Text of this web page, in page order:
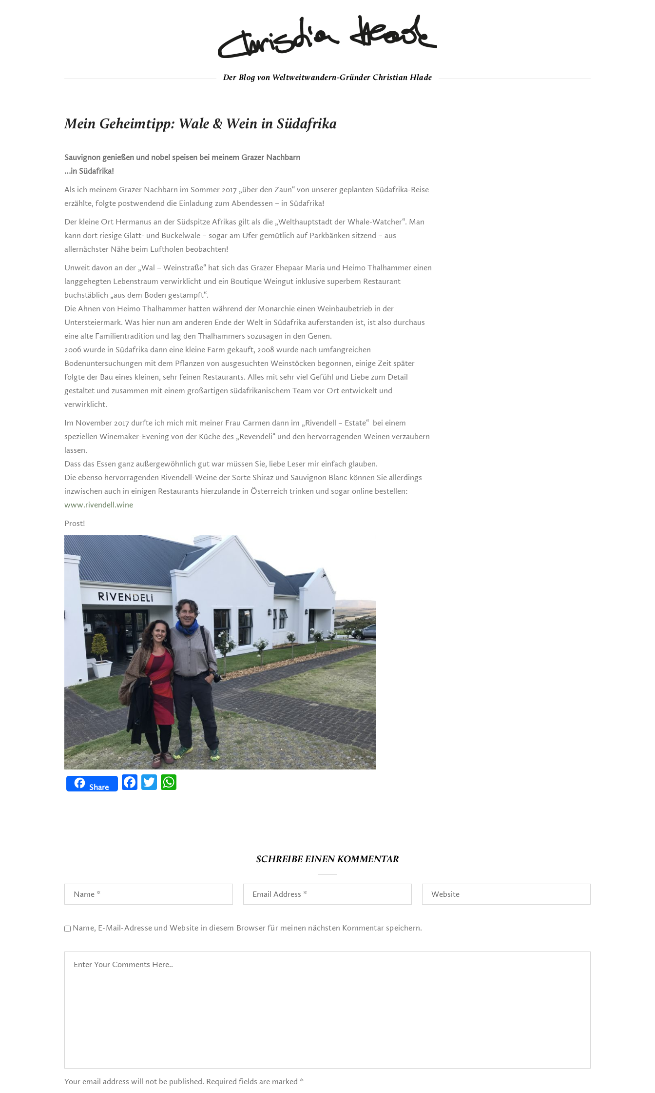
Der Blog von Weltweitwandern-Gründer Christian Hlade
Mein Geheimtipp: Wale & Wein in Südafrika
Sauvignon genießen und nobel speisen bei meinem Grazer Nachbarn
…in Südafrika!
Als ich meinem Grazer Nachbarn im Sommer 2017 „über den Zaun“ von unserer geplanten Südafrika-Reise
erzählte, folgte postwendend die Einladung zum Abendessen – in Südafrika!
Der kleine Ort Hermanus an der Südspitze Afrikas gilt als die „Welthauptstadt der Whale-Watcher“. Man
kann dort riesige Glatt- und Buckelwale – sogar am Ufer gemütlich auf Parkbänken sitzend – aus
allernächster Nähe beim Luftholen beobachten!
Unweit davon an der „Wal – Weinstraße“ hat sich das Grazer Ehepaar Maria und Heimo Thalhammer einen
langgehegten Lebenstraum verwirklicht und ein Boutique Weingut inklusive superbem Restaurant
buchstäblich „aus dem Boden gestampft“.
Die Ahnen von Heimo Thalhammer hatten während der Monarchie einen Weinbaubetrieb in der
Untersteiermark. Was hier nun am anderen Ende der Welt in Südafrika auferstanden ist, ist also durchaus
eine alte Familientradition und lag den Thalhammers sozusagen in den Genen.
2006 wurde in Südafrika dann eine kleine Farm gekauft, 2008 wurde nach umfangreichen
Bodenuntersuchungen mit dem Pflanzen von ausgesuchten Weinstöcken begonnen, einige Zeit später
folgte der Bau eines kleinen, sehr feinen Restaurants. Alles mit sehr viel Gefühl und Liebe zum Detail
gestaltet und zusammen mit einem großartigen südafrikanischem Team vor Ort entwickelt und
verwirklicht.
Im November 2017 durfte ich mich mit meiner Frau Carmen dann im „Rivendell – Estate“ bei einem
speziellen Winemaker-Evening von der Küche des „Revendeli“ und den hervorragenden Weinen verzaubern
lassen.
Dass das Essen ganz außergewöhnlich gut war müssen Sie, liebe Leser mir einfach glauben.
Die ebenso hervorragenden Rivendell-Weine der Sorte Shiraz und Sauvignon Blanc können Sie allerdings
inzwischen auch in einigen Restaurants hierzulande in Österreich trinken und sogar online bestellen:
www.rivendell.wine
Prost!
Share
FacebookTwitter
SCHREIBE EINEN KOMMENTAR
Name, E-Mail-Adresse und Website in diesem Browser für meinen nächsten Kommentar speichern.
Your email address will not be published. Required fields are marked *